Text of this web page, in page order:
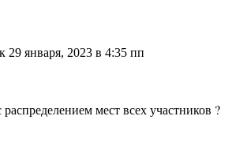
к 29 января, 2023 в 4:35 пп
распределением мест всех участников ?